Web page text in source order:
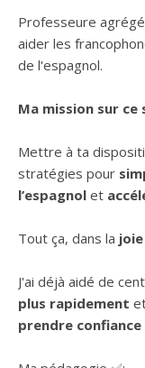
Professeure
aider les
de l'espagnol.
Ma mission sur ce
Mettre à ta
stratégies pour
l’espagnol et
Tout ça, dans la joie
J'ai déjà aidé de
plus rapidement
prendre confiance